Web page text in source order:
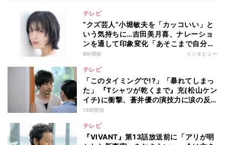
テレビ
“クズ芸人”小堀敏夫を「カッコいい」と
いう気持ちに…吉田美月喜、ナレーショ
ンを通して印象変化「あそこまで自分に
正直に生きられる人は、なかなかいな
8時間前 インタビュー
テレビ
「このタイミングで!?」「暴れてしまっ
た」 『Tシャツが乾くまで』充(松山ケン
イチ)に衝撃、蒼井優の演技力に涙の反
響も
13時間前
テレビ
『VIVANT』第13話放送前に「アリが明